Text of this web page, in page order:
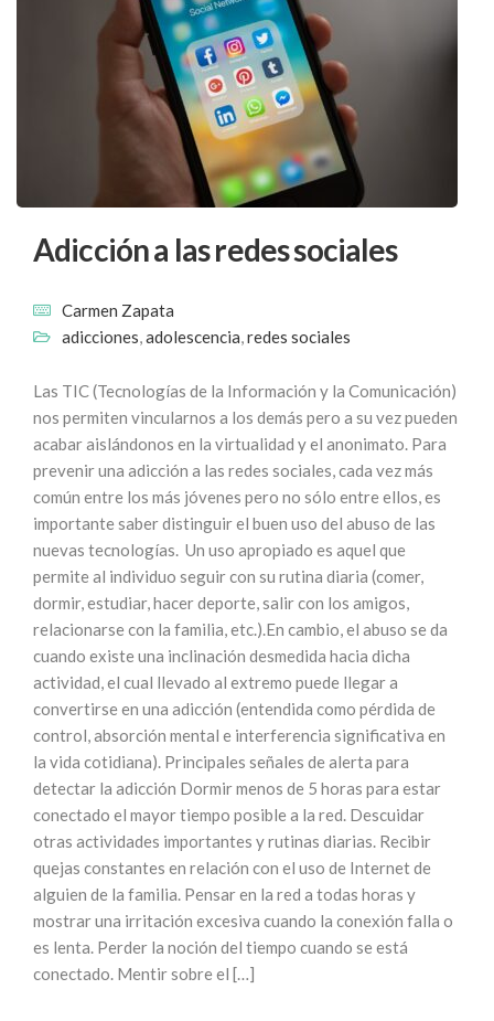
Adicción a las redes sociales
Carmen Zapata
adicciones,adolescencia,redes sociales
Las TIC (Tecnologías de la Información y la Comunicación)
nos permiten vincularnos a los demás pero a su vez pueden
acabar aislándonos en la virtualidad y el anonimato. Para
prevenir una adicción a las redes sociales, cada vez más
común entre los más jóvenes pero no sólo entre ellos, es
importante saber distinguir el buen uso del abuso de las
nuevas tecnologías. Un uso apropiado es aquel que
permite al individuo seguir con su rutina diaria (comer,
dormir, estudiar, hacer deporte, salir con los amigos,
relacionarse con la familia, etc.).En cambio, el abuso se da
cuando existe una inclinación desmedida hacia dicha
actividad, el cual llevado al extremo puede llegar a
convertirse en una adicción (entendida como pérdida de
control, absorción mental e interferencia significativa en
la vida cotidiana). Principales señales de alerta para
detectar la adicción Dormir menos de 5 horas para estar
conectado el mayor tiempo posible a la red. Descuidar
otras actividades importantes y rutinas diarias. Recibir
quejas constantes en relación con el uso de Internet de
alguien de la familia. Pensar en la red a todas horas y
mostrar una irritación excesiva cuando la conexión falla o
es lenta. Perder la noción del tiempo cuando se está
conectado. Mentir sobre el […]